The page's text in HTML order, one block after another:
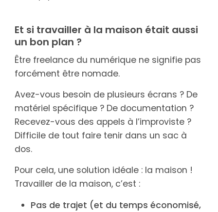
Et si travailler à la maison était aussi
un bon plan ?
Être freelance du numérique ne signifie pas
forcément être nomade.
Avez-vous besoin de plusieurs écrans ? De
matériel spécifique ? De documentation ?
Recevez-vous des appels à l’improviste ?
Difficile de tout faire tenir dans un sac à
dos.
Pour cela, une solution idéale : la maison !
Travailler de la maison, c’est :
Pas de trajet (et du temps économisé,